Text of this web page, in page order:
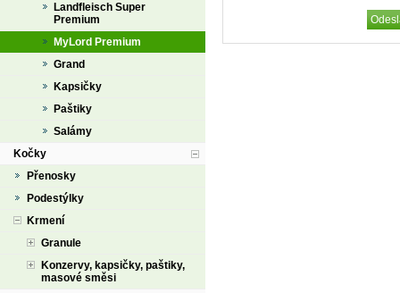
Landfleisch Super
Premium
MyLord Premium
Grand
Kapsičky
Paštiky
Salámy
Kočky
Přenosky
Podestýlky
Krmení
Granule
Konzervy, kapsičky, paštiky,
masové směsi